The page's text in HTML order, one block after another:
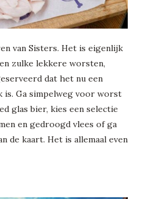
van Sisters. Het is eigenlijk
zulke lekkere worsten,
dat het nu een
Ga simpelweg voor worst
glas bier, kies een selectie
en gedroogd vlees of ga
de kaart. Het is allemaal even